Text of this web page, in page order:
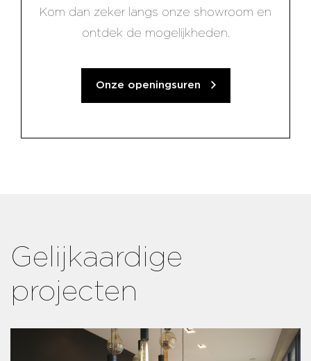
Kom dan zeker langs onze showroom en
ontdek de mogelijkheden.
Onze openingsuren
Gelijkaardige
projecten